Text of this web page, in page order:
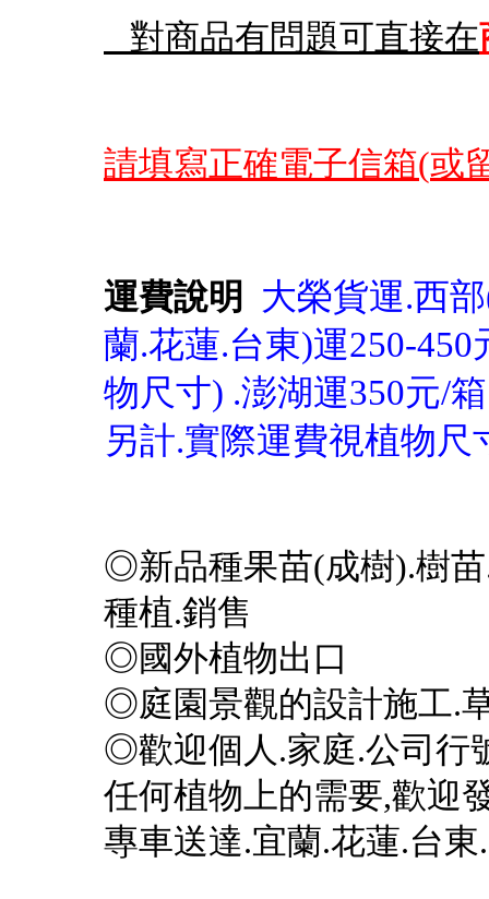
對商品有問題可直接在
請填寫正確電子信箱(或
運費說明
大榮貨運.西
蘭.花蓮.台東)運250-
物尺寸) .澎湖運350元/
另計.實際運費視植物
◎新品種果苗(成樹).樹
種植.銷售
◎國外植物出口
◎庭園景觀的設計施工.
◎歡迎個人.家庭.公司
任何植物上的需要,歡迎
專車送達.宜蘭.花蓮.台東